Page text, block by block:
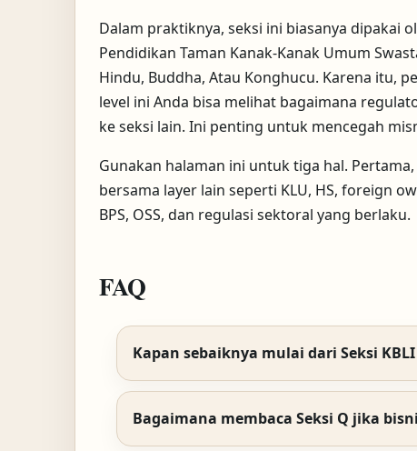
Dalam praktiknya, seksi ini biasanya dipakai
Pendidikan Taman Kanak-Kanak Umum
Hindu, Buddha, Atau Konghucu. Karena itu,
level ini Anda bisa melihat bagaimana
ke seksi lain. Ini penting untuk mencegah
Gunakan halaman ini untuk tiga hal.
bersama layer lain seperti KLU, HS, foreign
BPS, OSS, dan regulasi sektoral yang berlaku.
FAQ
Kapan sebaiknya mulai dari Seksi KBLI
Bagaimana membaca Seksi Q jika